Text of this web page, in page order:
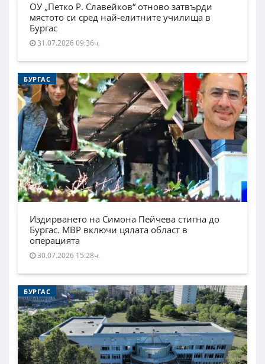
ОУ „Петко Р. Славейков“ отново затвърди
мястото си сред най-елитните училища в
Бургас
31.07.2026 09:36ч.
БУРГАС
Издирването на Симона Пейчева стигна до
Бургас. МВР включи цялата област в
операцията
30.07.2026 15:28ч.
БУРГАС